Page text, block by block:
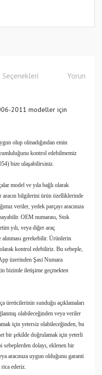
Seçenekleri Yorumlar
2011 modeller için
olup olmadığından emin
kontrol edebilmemiz
bize ulaşabilirsiniz.
model ve yıla bağlı olarak
bilgilerini ürün özelliklerinde
veriler, yedek parçayı aracınıza
OEM numarası, Stok
yılı, veya diğer araç
alınması gerekebilir. Ürünlerin
kontrol edebiliriz. Bu sebeple,
üzerinden Şasi Numara
bizimle iletişime geçmekten
üreticilerinin sunduğu açıklamaları
olabileceğinden veya veriler
için yetersiz olabileceğinden, bu
net bir şekilde doğrulamak için yeterli
dolayı, eklenen bir
aracınıza uygun olduğunu garanti
ederiz.